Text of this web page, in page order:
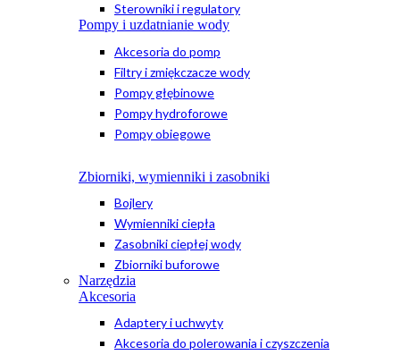
Sterowniki i regulatory
Pompy i uzdatnianie wody
Akcesoria do pomp
Filtry i zmiękczacze wody
Pompy głębinowe
Pompy hydroforowe
Pompy obiegowe
Zbiorniki, wymienniki i zasobniki
Bojlery
Wymienniki ciepła
Zasobniki ciepłej wody
Zbiorniki buforowe
Narzędzia
Akcesoria
Adaptery i uchwyty
Akcesoria do polerowania i czyszczenia